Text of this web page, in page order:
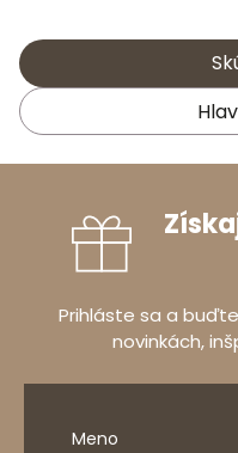
Prihláste sa a
novinkách,
Meno